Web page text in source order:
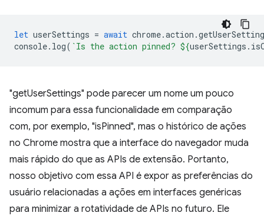
let userSettings = await chrome.action .
console. log( `Is the action pinned? ${userSettings .
"getUserSettings" pode parecer um nome um pouco
incomum para essa funcionalidade em comparação
com, por exemplo, "isPinned", mas o histórico de ações
no Chrome mostra que a interface do navegador muda
mais rápido do que as APIs de extensão. Portanto,
nosso objetivo com essa API é expor as preferências do
usuário relacionadas a ações em interfaces genéricas
para minimizar a rotatividade de APIs no futuro. Ele